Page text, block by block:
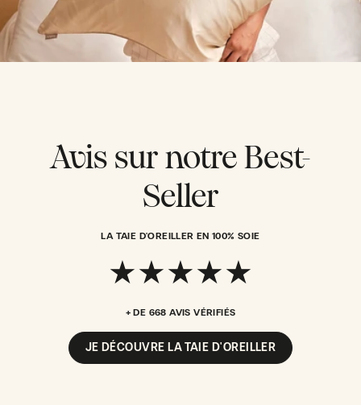
Avis sur notre Best-
Seller
LA TAIE D'OREILLER EN 100% SOIE
★★★★★
+ DE 668 AVIS VÉRIFIÉS
JE DÉCOUVRE LA TAIE D'OREILLER